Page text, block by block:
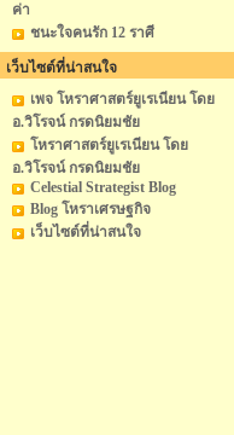
ค่า
ชนะใจคนรัก 12 ราศี
เว็บไซต์ที่น่าสนใจ
เพจ โหราศาสตร์ยูเรเนียน โดย
อ.วิโรจน์ กรดนิยมชัย
โหราศาสตร์ยูเรเนียน โดย
อ.วิโรจน์ กรดนิยมชัย
Celestial Strategist Blog
Blog โหราเศรษฐกิจ
เว็บไซต์ที่น่าสนใจ